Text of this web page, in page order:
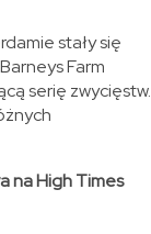
stały się
Farm
serię zwycięstw.
na High Times